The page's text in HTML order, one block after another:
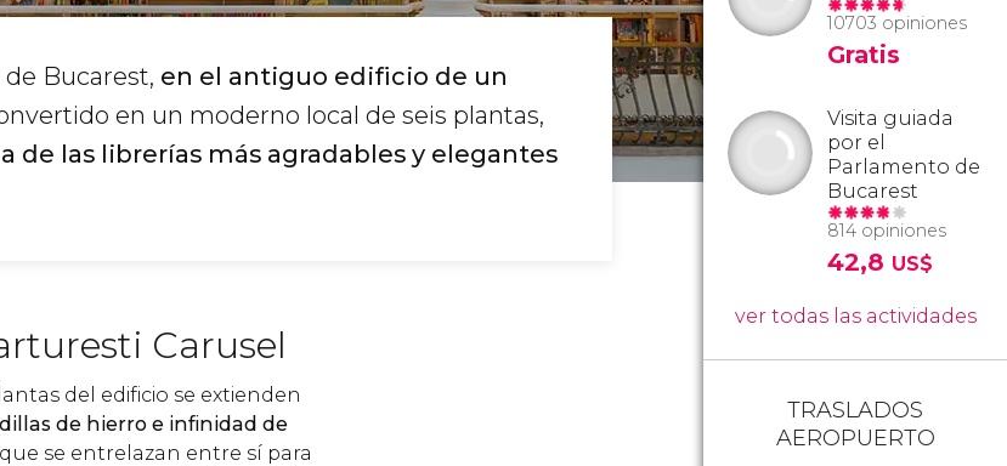
de Bucarest, en el antiguo edificio de un
en un moderno local de seis plantas,
de las librerías más agradables y elegantes
Carusel
del edificio se extienden
de hierro e infinidad de
que se entrelazan entre sí para
10703 opiniones
Gratis
Visita guiada
por el
Parlamento de
Bucarest
814 opiniones
42,8 US$
ver todas las actividades
TRASLADOS
AEROPUERTO